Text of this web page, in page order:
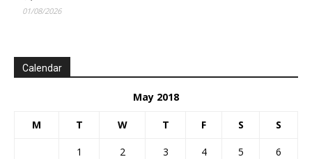
01/08/2026
Calendar
May 2018
M T W T F S S
1 2 3 4 5
6